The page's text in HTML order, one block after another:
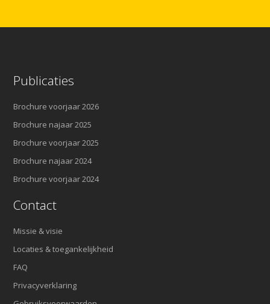
Publicaties
Brochure voorjaar 2026
Brochure najaar 2025
Brochure voorjaar 2025
Brochure najaar 2024
Brochure voorjaar 2024
Contact
Missie & visie
Locaties & toegankelijkheid
FAQ
Privacyverklaring